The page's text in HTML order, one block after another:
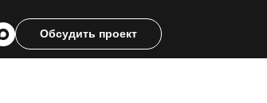
Обсудить проект